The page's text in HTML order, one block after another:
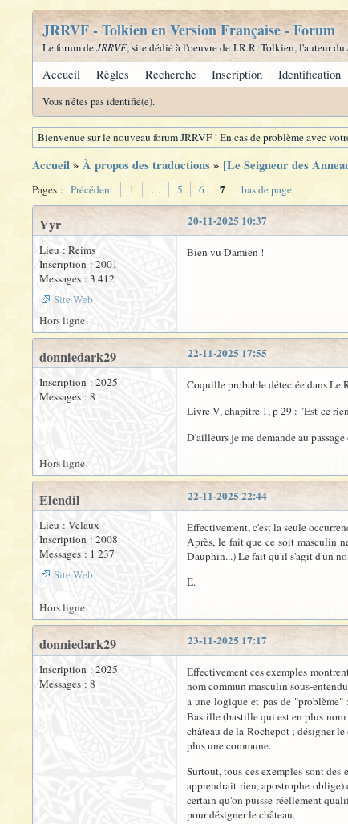
JRRVF - Tolkien en Version Française - Forum
Le forum deJRRVF, site dédié à l'oeuvre de J.R.R. Tolkien, l'auteur du
Accueil Règles Recherche Inscription Identification
Vous n'êtes pas identifié(e).
Bienvenue sur le nouveau forum JRRVF ! En cas de problème avec
Accueil» À propos des traductions» [Le Seigneur des
Pages : Précédent 1 … 5 6 7 bas de page
20-11-2025 10:37
Yyr
Lieu : Reims
Inscription : 2001
Messages : 3 412
Site Web
Bien vu Damien !
Hors ligne
22-11-2025 17:55
donniedark29
Inscription : 2025
Messages : 8
Coquille probable détectée dans Le
Livre V, chapitre 1, p 29 : "Est-ce
D'ailleurs je me demande au
Hors ligne
22-11-2025 22:44
Elendil
Lieu : Velaux
Inscription : 2008
Messages : 1 237
Site Web
Effectivement, c'est la seule
Après, le fait que ce soit masculin
Dauphin...) Le fait qu'il s'agit d'un
E.
Hors ligne
23-11-2025 17:17
donniedark29
Inscription : 2025
Messages : 8
Effectivement ces exemples
nom commun masculin sous-
a une logique et pas de
Bastille (bastille qui est en plus nom
château de la Rochepot ; désigner
plus une commune.
Surtout, tous ces exemples sont
apprendrait rien, apostrophe
certain qu'on puisse réellement
pour désigner le château.